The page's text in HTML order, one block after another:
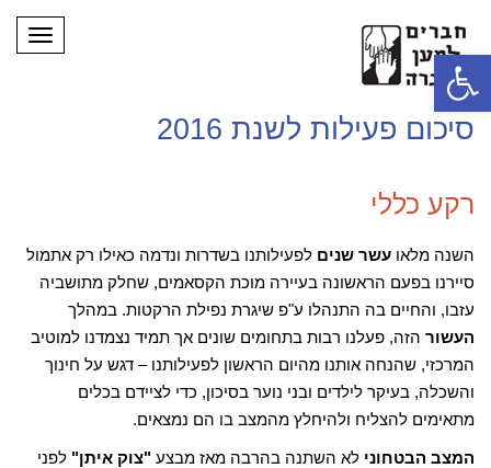
פתח סרגל נגישות
סיכום פעילות לשנת 2016
רקע כללי
השנה מלאו עשר שנים לפעילותנו בשדרות ונדמה כאילו רק אתמול
סיירנו בפעם הראשונה בעיירה מוכת הקסאמים, שחלק מתושביה
עזבו, והחיים בה התנהלו ע"פ שיגרת נפילת הרקטות. במהלך
העשור הזה, פעלנו רבות בתחומים שונים אך תמיד נצמדנו למוטיב
המרכזי, שהנחה אותנו מהיום הראשון לפעילותנו – דגש על חינוך
והשכלה, בעיקר לילדים ובני נוער בסיכון, כדי לציידם בכלים
מתאימים להצליח ולהיחלץ מהמצב בו הם נמצאים.
המצב הבטחוני לא השתנה בהרבה מאז מבצע "צוק איתן" לפני